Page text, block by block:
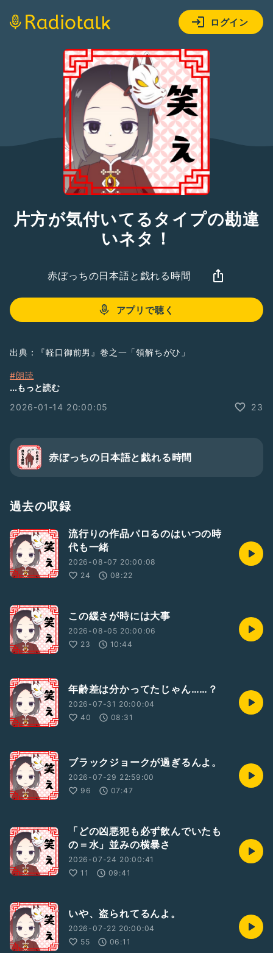
ログイン
片方が気付いてるタイプの勘違
いネタ！
赤ぼっちの日本語と戯れる時間
アプリで聴く
出典：『軽口御前男』巻之一「領解ちがひ」
#朗読
#江戸枠
#古文
#軽口御前男
...もっと読む
2026-01-14 20:00:05
23
赤ぼっちの日本語と戯れる時間
過去の収録
流行りの作品パロるのはいつの時
代も一緒
2026-08-07 20:00:08
24
08:22
この緩さが時には大事
2026-08-05 20:00:06
23
10:44
年齢差は分かってたじゃん……？
2026-07-31 20:00:04
40
08:31
ブラックジョークが過ぎるんよ。
2026-07-29 22:59:00
96
07:47
「どの凶悪犯も必ず飲んでいたも
の＝水」並みの横暴さ
2026-07-24 20:00:41
11
09:41
いや、盗られてるんよ。
2026-07-22 20:00:04
55
06:11